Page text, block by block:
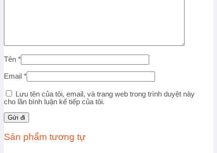
Tên *
Email *
Lưu tên của tôi, email, và trang web trong trình duyệt này
cho lần bình luận kế tiếp của tôi.
Sản phẩm tương tự